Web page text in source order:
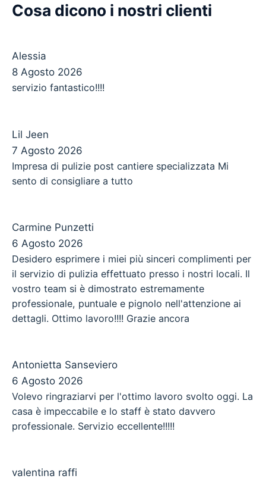
Cosa dicono i nostri clienti
Alessia
8 Agosto 2026
servizio fantastico!!!!
Lil Jeen
7 Agosto 2026
Impresa di pulizie post cantiere specializzata Mi
sento di consigliare a tutto
Carmine Punzetti
6 Agosto 2026
Desidero esprimere i miei più sinceri complimenti per
il servizio di pulizia effettuato presso i nostri locali. Il
vostro team si è dimostrato estremamente
professionale, puntuale e pignolo nell'attenzione ai
dettagli. Ottimo lavoro!!!! Grazie ancora
Antonietta Sanseviero
6 Agosto 2026
Volevo ringraziarvi per l'ottimo lavoro svolto oggi. La
casa è impeccabile e lo staff è stato davvero
professionale. Servizio eccellente!!!!!
valentina raffi